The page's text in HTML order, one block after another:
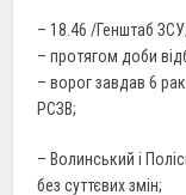
– 18.46 /Генштаб
– протягом доби
– ворог завдав 6
РСЗВ;
– Волинський і
без суттєвих змін;